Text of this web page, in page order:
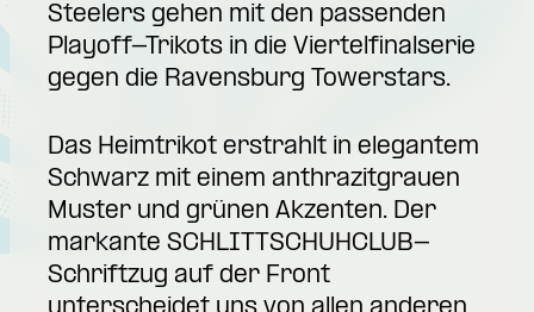
Steelers gehen mit den passenden
Playoff-Trikots in die Viertelfinalserie
gegen die Ravensburg Towerstars.
Das Heimtrikot erstrahlt in elegantem
Schwarz mit einem anthrazitgrauen
Muster und grünen Akzenten. Der
markante SCHLITTSCHUHCLUB-
Schriftzug auf der Front